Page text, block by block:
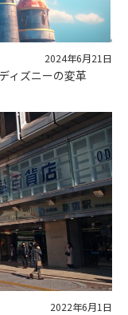
2024年6月21日
ィズニーの変革
2022年6月1日